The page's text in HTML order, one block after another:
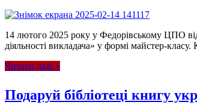
14 лютого 2025 року у Федорівському ЦПО
діяльності викладача» у формі майстер-
Читати далі »
Подаруй бібліотеці книгу